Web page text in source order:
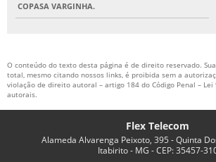
COPASA VARGINHA.
O conteúdo do texto desta página é de direito reservado.
total, mesmo citando nossos links, é proibida sem a
violação de direito autoral – artigo 184 do Código Penal – Lei
autorais.
Flex Telecom
Alameda Alvarenga Peixoto, 395 - Quinta
Itabirito - MG - CEP: 35457-